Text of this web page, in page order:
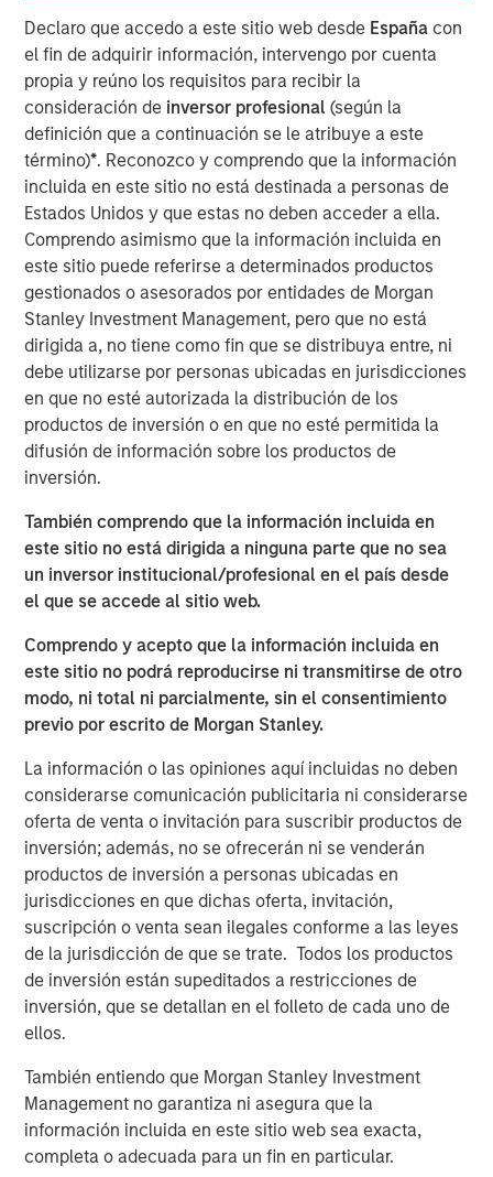
Declaro que accedo a este sitio web desde España con
el fin de adquirir información, intervengo por cuenta
propia y reúno los requisitos para recibir la
consideración de inversor profesional(según la
definición que a continuación se le atribuye a este
término)*. Reconozco y comprendo que la información
incluida en este sitio no está destinada a personas de
Estados Unidos y que estas no deben acceder a ella.
Comprendo asimismo que la información incluida en
este sitio puede referirse a determinados productos
gestionados o asesorados por entidades de Morgan
Stanley Investment Management, pero que no está
dirigida a, no tiene como fin que se distribuya entre, ni
debe utilizarse por personas ubicadas en jurisdicciones
en que no esté autorizada la distribución de los
productos de inversión o en que no esté permitida la
difusión de información sobre los productos de
inversión.
También comprendo que la información incluida en
este sitio no está dirigida a ninguna parte que no sea
un inversor institucional/profesional en el país desde
el que se accede al sitio web.
Comprendo y acepto que la información incluida en
este sitio no podrá reproducirse ni transmitirse de otro
modo, ni total ni parcialmente, sin el consentimiento
previo por escrito de Morgan Stanley.
La información o las opiniones aquí incluidas no deben
considerarse comunicación publicitaria ni considerarse
oferta de venta o invitación para suscribir productos de
inversión; además, no se ofrecerán ni se venderán
productos de inversión a personas ubicadas en
jurisdicciones en que dichas oferta, invitación,
suscripción o venta sean ilegales conforme a las leyes
de la jurisdicción de que se trate. Todos los productos
de inversión están supeditados a restricciones de
inversión, que se detallan en el folleto de cada uno de
ellos.
También entiendo que Morgan Stanley Investment
Management no garantiza ni asegura que la
información incluida en este sitio web sea exacta,
completa o adecuada para un fin en particular.
vulnerabilities of a liquidity squeeze.
Fiscal policy easingmay be seen as corporate tax
relief and again, while true, what lurks is a foreign
policy angle related to tariffs and geopolitical
influence, i.e., the cost of tariffs needs to be offset
to fund foreign policy matters.
All in all, this isnot just a simple game of economic
relationships. There is something deeper at work
that may keep easy policy at work for longer.
This may producean underappreciated boost for
asset prices, thus suggesting that expensive
valuations are not so expensive at all.
View Transcript
See below for important disclosures.
Portfolio Solutions Group
asset business, with activity across all asset strategies
and types (traditional and alternative), through solutions
that span fully liquid (public assets), comprehensive
(public and private assets) and fully private portfolios.
in discretionary or advisory format.
ARTÍCULOS RELACIONADOS
CARON’S CORNER
There’s a New Sheriff in Town: Culture
Change at the Fed
CARON’S CORNER
The Blurred Lines Between Growth and Value
Create an Investment Opportunity
CARON’S CORNER
Adapting to a Structurally Higher Nominal
World